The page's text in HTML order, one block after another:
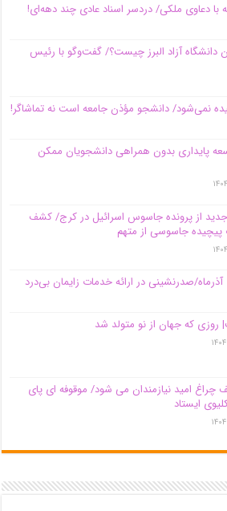
دعاوی ملکی/ دردسر اسناد عادی چند‌ دهه‌ای!
دانشگاه آزاد البرز چیست؟/ گفت‌وگو با رئیس
نمی‌شود/ دانشجو مؤذن جامعه است نه تماشاگر!
پایداری بدون همراهی دانشجویان ممکن
از پرونده جاسوس اسرائیل در کرج/‌ کشف
پیچیده جاسوسی از متهم
روزی که جهان از نو متولد شد
چراغ امید نیازمندان می شود/ موقوفه ای پای
ایستاد